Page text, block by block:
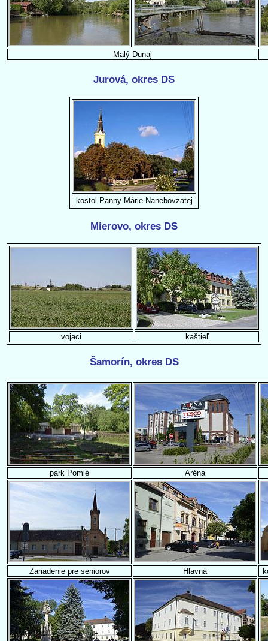
Malý Dunaj
Jurová, okres DS
kostol Panny Márie Nanebovzatej
Mierovo, okres DS
vojaci kaštieľ
Šamorín, okres DS
park Pomlé Aréna
Zariadenie pre seniorov Hlavná